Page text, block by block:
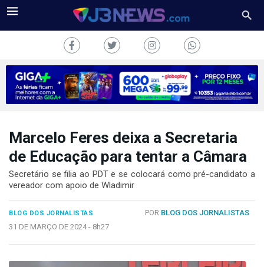
J3NEWS
COLUNAS
FALE
CONOSCO
Copyright
Marcelo Feres deixa a Secretaria
de Educação para tentar a Câmara
Secretário se filia ao PDT e se colocará como pré-candidato a
vereador com apoio de Wladimir
BLOG DOS JORNALISTAS POR BLOG DOS JORNALISTAS
31 DE MARÇO DE 2024 - 8h27